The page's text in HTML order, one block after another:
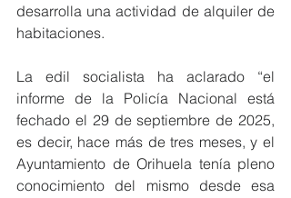
desarrolla una actividad de alquiler de
habitaciones.
La edil socialista ha aclarado “el
informe de la Policía Nacional está
fechado el 29 de septiembre de 2025,
es decir, hace más de tres meses, y el
Ayuntamiento de Orihuela tenía pleno
conocimiento del mismo desde esa